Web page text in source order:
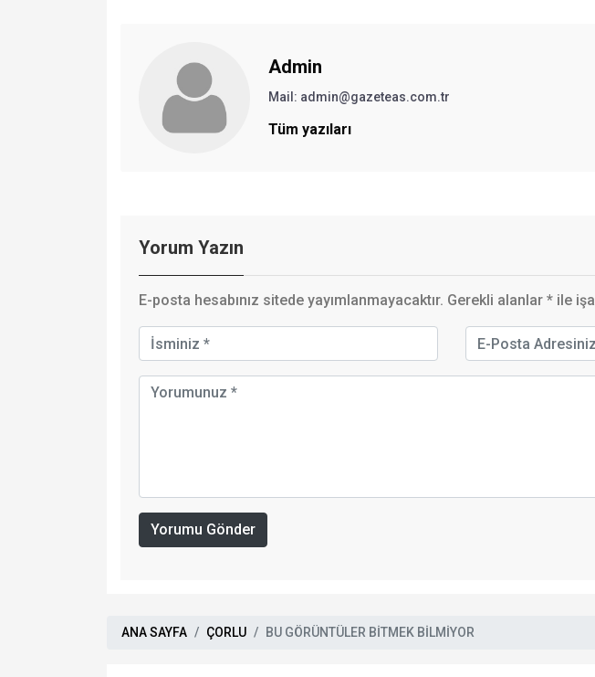
Admin
Mail: admin@gazeteas.com.tr
Tüm yazıları
Yorum Yazın
E-posta hesabınız sitede yayımlanmayacaktır. Gerekli alanlar * ile
Yorumu Gönder
ANA SAYFA ÇORLU BU GÖRÜNTÜLER BİTMEK BİLMİYOR